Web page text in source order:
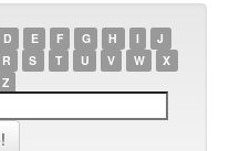
D E F G H I
J
R S T U V W
X
Z